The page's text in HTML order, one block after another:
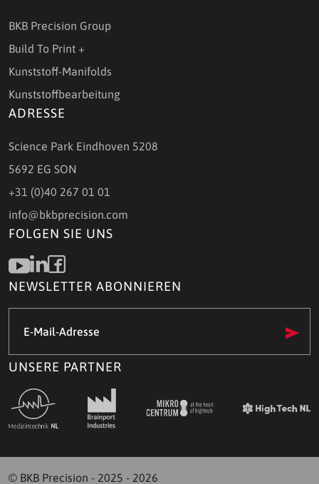
BKB Precision Group
Build To Print +
Kunststoff-Manifolds
Kunststoffbearbeitung
ADRESSE
Science Park Eindhoven 5208
5692 EG SON
+31 (0)40 267 01 01
info@bkbprecision.com
FOLGEN SIE UNS
NEWSLETTER ABONNIEREN
Mail-
(Required)
UNSERE PARTNER
© BKB Precision - 2025 - 2026